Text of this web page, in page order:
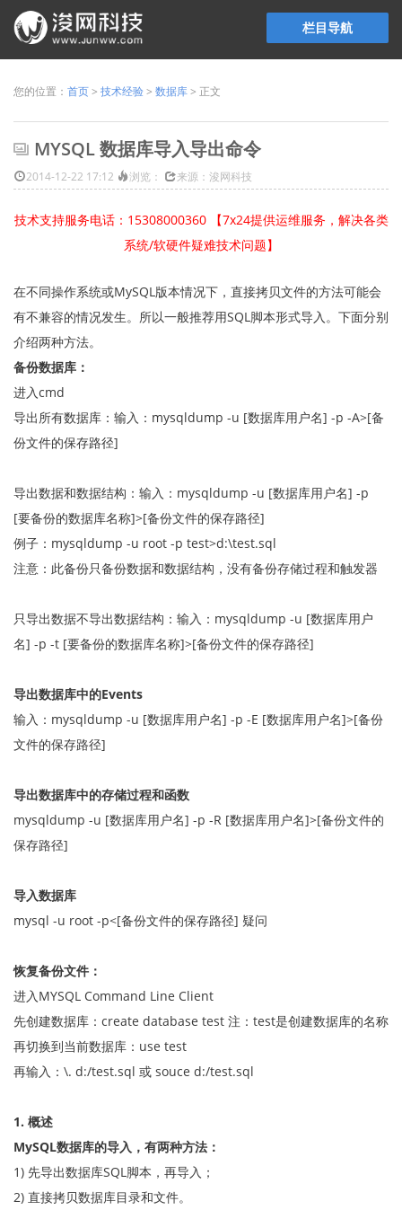
栏目导航
您的位置： 首页> 技术经验> 数据库> 正文
MYSQL 数据库导入导出命令
2014-12-22 17:12 浏览： 来源：浚网科技
技术支持服务电话：15308000360 【7x24提供运维服务，解决各类
系统/软硬件疑难技术问题】
在不同操作系统或MySQL版本情况下，直接拷贝文件的方法可能会
有不兼容的情况发生。所以一般推荐用SQL脚本形式导入。下面分别
介绍两种方法。
备份数据库：
进入cmd
导出所有数据库：输入：mysqldump -u [数据库用户名] -p -A>[备
份文件的保存路径]
导出数据和数据结构：输入：mysqldump -u [数据库用户名] -p
[要备份的数据库名称]>[备份文件的保存路径]
例子：mysqldump -u root -p test>d:\test.sql
注意：此备份只备份数据和数据结构，没有备份存储过程和触发器
只导出数据不导出数据结构：输入：mysqldump -u [数据库用户
名] -p -t [要备份的数据库名称]>[备份文件的保存路径]
导出数据库中的Events
输入：mysqldump -u [数据库用户名] -p -E [数据库用户名]>[备份
文件的保存路径]
导出数据库中的存储过程和函数
mysqldump -u [数据库用户名] -p -R [数据库用户名]>[备份文件的
保存路径]
导入数据库
mysql -u root -p<[备份文件的保存路径] 疑问
恢复备份文件：
进入MYSQL Command Line Client
先创建数据库：create database test 注：test是创建数据库的名称
再切换到当前数据库：use test
再输入：\. d:/test.sql 或 souce d:/test.sql
1. 概述
MySQL数据库的导入，有两种方法：
1) 先导出数据库SQL脚本，再导入；
2) 直接拷贝数据库目录和文件。